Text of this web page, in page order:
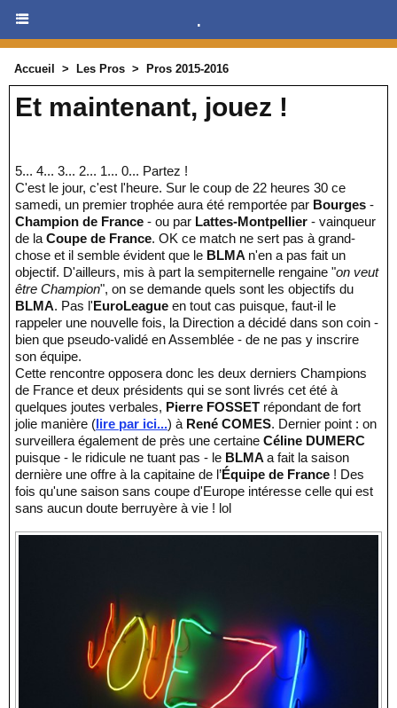
.
Accueil > Les Pros > Pros 2015-2016
Et maintenant, jouez !
5... 4... 3... 2... 1... 0... Partez !
C'est le jour, c'est l'heure. Sur le coup de 22 heures 30 ce
samedi, un premier trophée aura été remportée par Bourges -
Champion de France - ou par Lattes-Montpellier - vainqueur
de la Coupe de France. OK ce match ne sert pas à grand-
chose et il semble évident que le BLMA n'en a pas fait un
objectif. D'ailleurs, mis à part la sempiternelle rengaine "on veut
être Champion", on se demande quels sont les objectifs du
BLMA. Pas l'EuroLeague en tout cas puisque, faut-il le
rappeler une nouvelle fois, la Direction a décidé dans son coin -
bien que pseudo-validé en Assemblée - de ne pas y inscrire
son équipe.
Cette rencontre opposera donc les deux derniers Champions
de France et deux présidents qui se sont livrés cet été à
quelques joutes verbales, Pierre FOSSET répondant de fort
jolie manière (lire par ici...) à René COMES. Dernier point : on
surveillera également de près une certaine Céline DUMERC
puisque - le ridicule ne tuant pas - le BLMA a fait la saison
dernière une offre à la capitaine de l’Équipe de France ! Des
fois qu'une saison sans coupe d'Europe intéresse celle qui est
sans aucun doute berruyère à vie ! lol